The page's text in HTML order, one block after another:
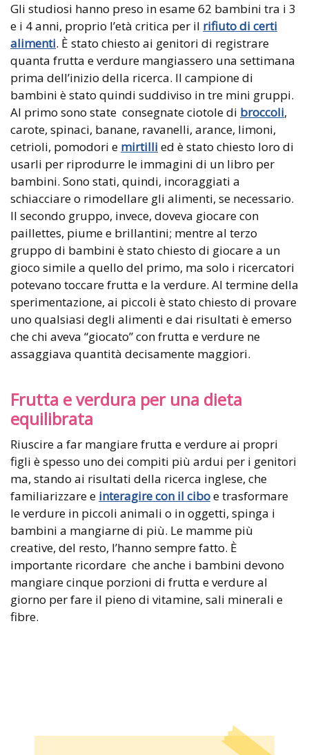
Gli studiosi hanno preso in esame 62 bambini tra i 3
e i 4 anni, proprio l’età critica per il rifiuto di certi
alimenti. È stato chiesto ai genitori di registrare
quanta frutta e verdure mangiassero una settimana
prima dell’inizio della ricerca. Il campione di
bambini è stato quindi suddiviso in tre mini gruppi.
Al primo sono state consegnate ciotole di broccoli,
carote, spinaci, banane, ravanelli, arance, limoni,
cetrioli, pomodori e mirtilli ed è stato chiesto loro di
usarli per riprodurre le immagini di un libro per
bambini. Sono stati, quindi, incoraggiati a
schiacciare o rimodellare gli alimenti, se necessario.
Il secondo gruppo, invece, doveva giocare con
paillettes, piume e brillantini; mentre al terzo
gruppo di bambini è stato chiesto di giocare a un
gioco simile a quello del primo, ma solo i ricercatori
potevano toccare frutta e la verdure. Al termine della
sperimentazione, ai piccoli è stato chiesto di provare
uno qualsiasi degli alimenti e dai risultati è emerso
che chi aveva “giocato” con frutta e verdure ne
assaggiava quantità decisamente maggiori.
Frutta e verdura per una dieta
equilibrata
Riuscire a far mangiare frutta e verdure ai propri
figli è spesso uno dei compiti più ardui per i genitori
ma, stando ai risultati della ricerca inglese, che
familiarizzare e interagire con il ciboe trasformare
le verdure in piccoli animali o in oggetti, spinga i
bambini a mangiarne di più. Le mamme più
creative, del resto, l’hanno sempre fatto. È
importante ricordare che anche i bambini devono
mangiare cinque porzioni di frutta e verdure al
giorno per fare il pieno di vitamine, sali minerali e
fibre.